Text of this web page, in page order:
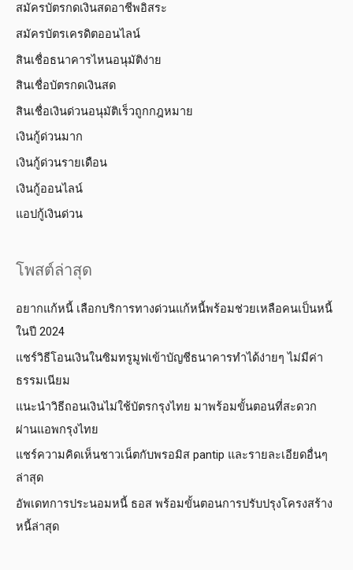
สมัครบัตรกดเงินสดอาชีพอิสระ
สมัครบัตรเครดิตออนไลน์
สินเชื่อธนาคารไหนอนุมัติง่าย
สินเชื่อบัตรกดเงินสด
สินเชื่อเงินด่วนอนุมัติเร็วถูกกฎหมาย
เงินกู้ด่วนมาก
เงินกู้ด่วนรายเดือน
เงินกู้ออนไลน์
แอปกู้เงินด่วน
โพสต์ล่าสุด
อยากแก้หนี้ เลือกบริการทางด่วนแก้หนี้พร้อมช่วยเหลือคนเป็นหนี้
ในปี 2024
แชร์วิธีโอนเงินในซิมทรูมูฟเข้าบัญชีธนาคารทำได้ง่ายๆ ไม่มีค่า
ธรรมเนียม
แนะนำวิธีถอนเงินไม่ใช้บัตรกรุงไทย มาพร้อมขั้นตอนที่สะดวก
ผ่านแอพกรุงไทย
แชร์ความคิดเห็นชาวเน็ตกับพรอมิส pantip และรายละเอียดอื่นๆ
ล่าสุด
อัพเดทการประนอมหนี้ ธอส พร้อมขั้นตอนการปรับปรุงโครงสร้าง
หนี้ล่าสุด